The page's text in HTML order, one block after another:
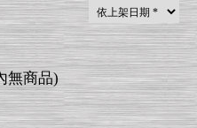
無商品)